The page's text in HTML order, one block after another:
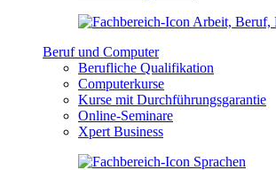
Beruf und Computer
Berufliche Qualifikation
Computerkurse
Kurse mit Durchführungsgarantie
Online-Seminare
Xpert Business